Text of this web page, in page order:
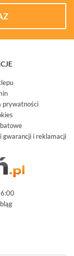
prywatności
gwarancji i reklamacji